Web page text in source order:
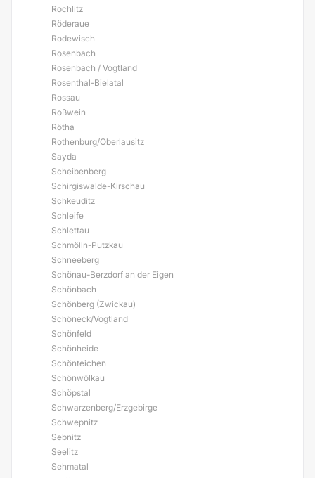
Rochlitz
Röderaue
Rodewisch
Rosenbach
Rosenbach / Vogtland
Rosenthal-Bielatal
Rossau
Roßwein
Rötha
Rothenburg/Oberlausitz
Sayda
Scheibenberg
Schirgiswalde-Kirschau
Schkeuditz
Schleife
Schlettau
Schmölln-Putzkau
Schneeberg
Schönau-Berzdorf an der Eigen
Schönbach
Schönberg (Zwickau)
Schöneck/Vogtland
Schönfeld
Schönheide
Schönteichen
Schönwölkau
Schöpstal
Schwarzenberg/Erzgebirge
Schwepnitz
Sebnitz
Seelitz
Sehmatal